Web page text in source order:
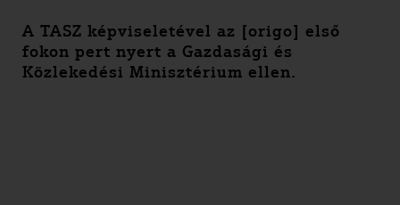
A TASZ képviseletével az [origo] első
fokon pert nyert a Gazdasági és
Közlekedési Minisztérium ellen.